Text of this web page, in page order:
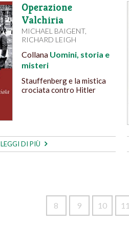
Operazione
Valchiria
MICHAEL BAIGENT,
RICHARD LEIGH
Collana Uomini, storia e
misteri
Stauffenberg e la mistica
crociata contro Hitler
LEGGI DI PIÙ
8 9 10 11